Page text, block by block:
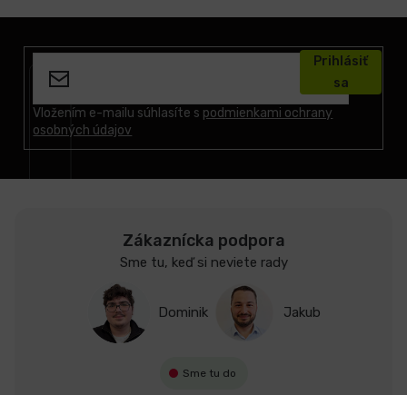
Vložením e-mailu súhlasíte s podmienkami ochrany
osobných údajov
Prihlásiť
sa
Zákaznícka podpora
Sme tu, keď si neviete rady
Dominik Jakub
Sme tu do